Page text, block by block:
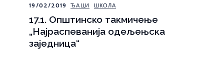
19/02/2019 ЂАЦИ ШКОЛА
17.1. Општинско такмичење
„Најраспеванија одељењска
заједница“